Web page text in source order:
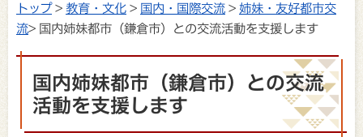
トップ> 教育・文化 > 国内・国際交流 > 姉妹・友好都市交
流> 国内姉妹都市（鎌倉市）との交流活動を支援します
国内姉妹都市（鎌倉市）との交流
活動を支援します